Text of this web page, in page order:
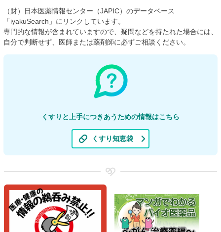
（財）日本医薬情報センター（JAPIC）のデータベース
「iyakuSearch」にリンクしています。
専門的な情報が含まれていますので、疑問などを持たれた場合には、
自分で判断せず、医師または薬剤師に必ずご相談ください。
くすりと上手につきあうための情報はこちら
くすり知恵袋